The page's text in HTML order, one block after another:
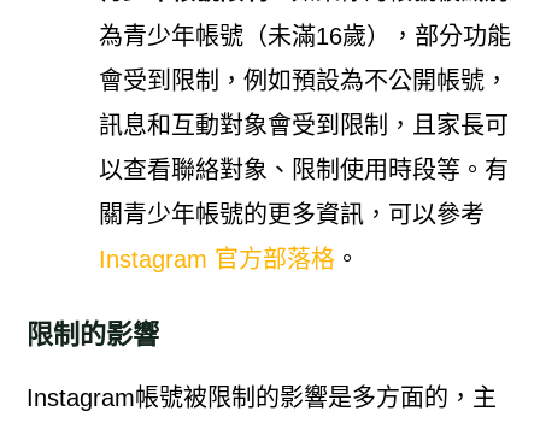
為青少年帳號（未滿16歲），部分功能
會受到限制，例如預設為不公開帳號，
訊息和互動對象會受到限制，且家長可
以查看聯絡對象、限制使用時段等。有
關青少年帳號的更多資訊，可以參考
Instagram 官方部落格。
限制的影響
Instagram帳號被限制的影響是多方面的，主